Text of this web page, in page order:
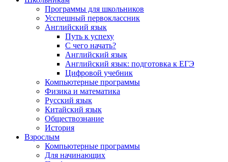
Программы для школьников
Усспешный первоклассник
Английский язык
Путь к успеху
С чего начать?
Английский язык
Английский язык: подготовка к ЕГЭ
Цифровой учебник
Компьютерные программы
Физика и математика
Русский язык
Китайский язык
Обществознание
История
Взрослым
Компьютерные программы
Для начинающих